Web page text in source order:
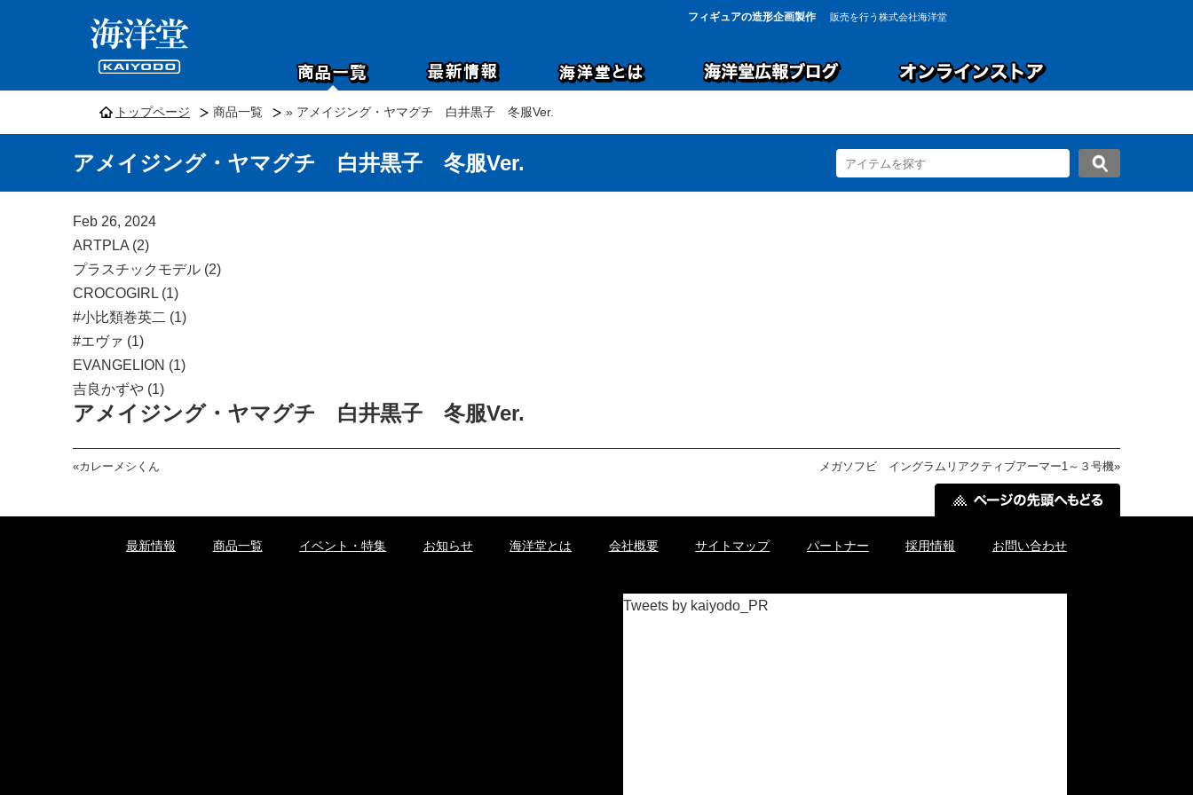
フィギュアの造形企画製作 販売を行う株式会社海洋堂
トップページ 商品一覧 » アメイジング・ヤマグチ 白井黒子 冬服Ver.
アメイジング・ヤマグチ 白井黒子 冬服Ver.
Feb 26, 2024
ARTPLA (2)
プラスチックモデル (2)
CROCOGIRL (1)
#小比類巻英二 (1)
#エヴァ (1)
EVANGELION (1)
吉良かずや (1)
アメイジング・ヤマグチ 白井黒子 冬服Ver.
«カレーメシくん メガソフビ イングラムリアクティブアーマー1～３号機»
最新情報 商品一覧 イベント・特集 お知らせ 海洋堂とは 会社概要 サイトマップ パートナー 採用情報 お問い合わせ
Tweets by kaiyodo_PR